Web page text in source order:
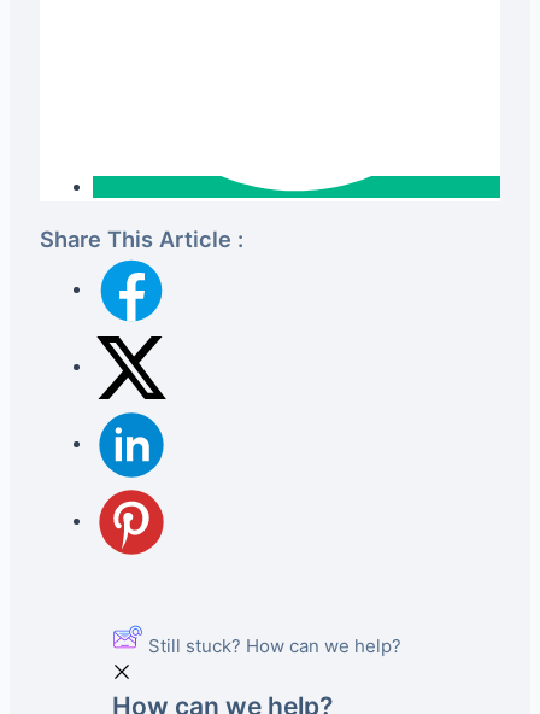
Share This Article :
Still stuck? How can we help?
How can we help?